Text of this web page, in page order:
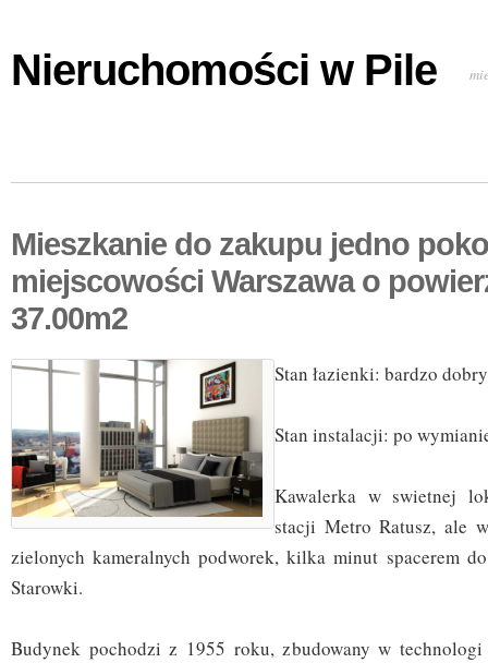
Nieruchomości w Pile
Mieszkanie do zakupu jedno
miejscowości Warszawa o
37.00m2
Stan łazienki: bardzo dobry
Stan instalacji: po
Kawalerka w swietnej
stacji Metro Ratusz, ale
zielonych kameralnych podworek, kilka minut spacerem
Starowki.
Budynek pochodzi z 1955 roku, zbudowany w